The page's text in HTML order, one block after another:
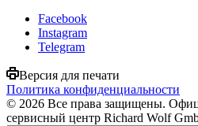
Facebook
Instagram
Telegram
Версия для печати
Политика конфиденциальности
© 2026 Все права защищены.
сервисный центр Richard Wolf